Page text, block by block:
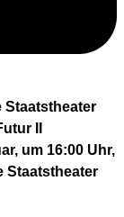
Staatstheater
II
um 16:00 Uhr,
Staatstheater